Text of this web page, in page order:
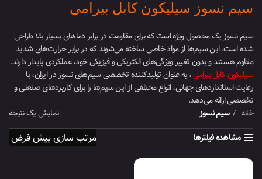
سیم نسوز سیلیکون کابل بیرامی
سیم نسوز یک محصول ویژه است که برای مقاومت در برابر دماهای بسیار بالا طراحی
شده است. این سیم‌ها از مواد خاصی ساخته می‌شوند که در برابر حرارت‌های شدید
مقاوم هستند و بدون تغییر ویژگی‌های الکتریکی و فیزیکی خود، عملکردی پایدار دارند.
سیلیکون کابل بیرامی، به عنوان تولیدکننده تخصصی سیم‌های نسوز در ایران، با
رعایت استانداردهای جهانی، انواع مختلفی از این سیم‌ها را برای کاربردهای صنعتی و
تخصصی ارائه می‌دهد.
خانه
سیم نسوز
نمایش یک نتیجه
مشاهده فیلترها